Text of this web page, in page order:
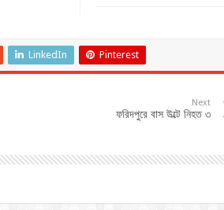
LinkedIn Pinterest
Next
ফরিদপুরে বাস উল্টে নিহত ৩